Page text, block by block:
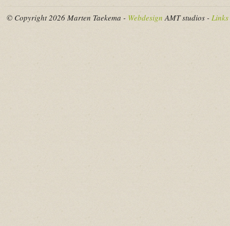
© Copyright 2026 Marten Taekema - Webdesign AMT studios - Links